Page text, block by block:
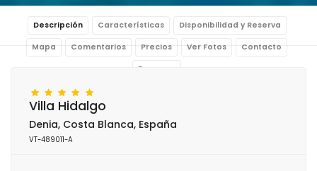
Descripción Características Disponibilidad y Reserva
Mapa Comentarios Precios Ver Fotos Contacto
Reservar
Villa Hidalgo
Denia, Costa Blanca, España
VT-489011-A